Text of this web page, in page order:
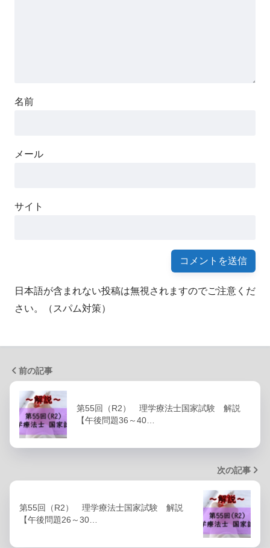
名前
メール
サイト
日本語が含まれない投稿は無視されますのでご注意くだ
さい。（スパム対策）
前の記事
第55回（R2） 理学療法士国家試験 解説
【午後問題36～40…
次の記事
第55回（R2） 理学療法士国家試験 解説
【午後問題26～30…